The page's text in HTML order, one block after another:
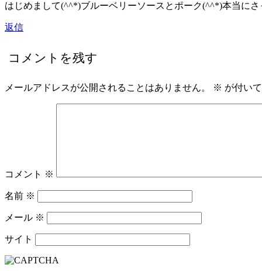
はじめまして(^^*)ブルーベリーソースとポーク(^^*)本当に
返信
コメントを残す
メールアドレスが公開されることはありません。 ※ が付い
コメント ※
名前 ※
メール ※
サイト